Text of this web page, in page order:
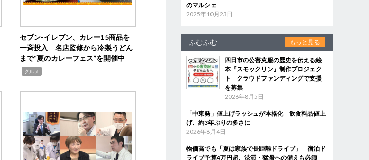
セブン‐イレブン、カレー15商品を
一斉投入 名店監修から冷製うどん
まで“夏のカレーフェス”を開催中
グルメ
のマルシェ
2025年10月23日
ふむふむ もっと見る
四日市の公害克服の歴史を伝える絵
本『スモックリン』制作プロジェク
ト クラウドファンディングで支援
を募集
2026年8月5日
「中東発」値上げラッシュが本格化 飲食料品値上
げ、約3年ぶりの多さに
2026年8月4日
物価高でも「夏は家族で長距離ドライブ」 宿泊ド
ライブ予算4万円超、渋滞・猛暑への備えも必須